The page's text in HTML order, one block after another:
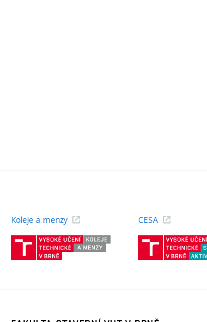
Koleje a menzy
(externí
CESA